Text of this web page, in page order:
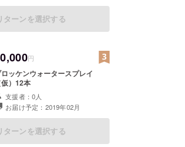
ターンを選択する
円
ッケンウォータースプレイ
仮）12本
支援者：0人
お届け予定：2019年02月
ターンを選択する